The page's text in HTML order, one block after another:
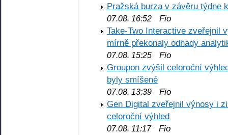
Pražská burza v závěru týdne
07.08. 16:52 Fio
Take-Two Interactive zveřejnil
mírně překonaly odhady
07.08. 15:25 Fio
Groupon zvýšil celoroční
byly smíšené
07.08. 13:39 Fio
Gen Digital zveřejnil výnosy i
celoroční výhled
07.08. 11:17Fio